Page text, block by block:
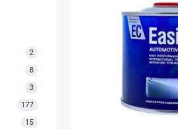
2
8
3
177
15